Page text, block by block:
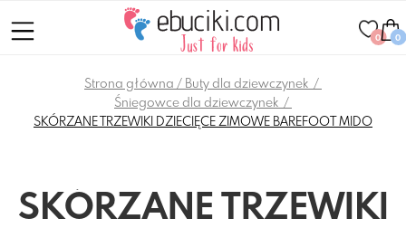
0 0
Strona główna
Buty dla dziewczynek
Śniegowce dla dziewczynek
SKÓRZANE TRZEWIKI DZIECIĘCE ZIMOWE BAREFOOT MIDO
SKÓRZANE TRZEWIKI